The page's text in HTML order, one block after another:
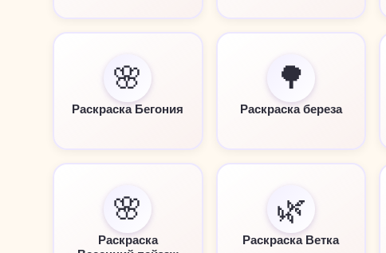
🌸
Раскраска Бегония
🌳
Раскраска береза
🌸
Раскраска
🌿
Раскраска Ветка